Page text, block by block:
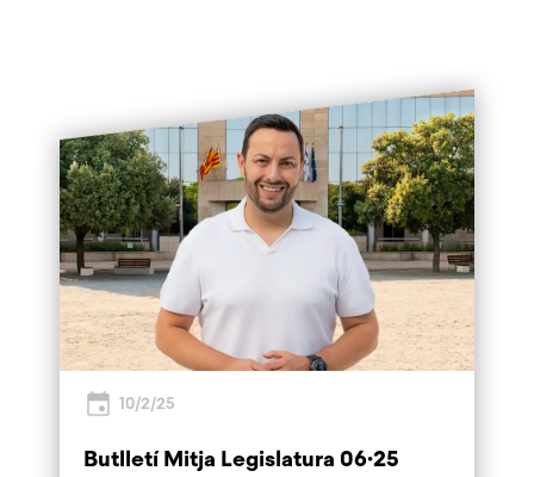
10/2/25
Butlletí Mitja Legislatura 06·25